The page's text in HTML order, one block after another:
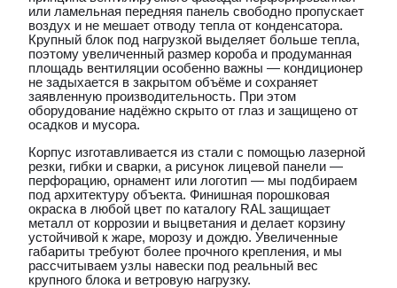
или ламельная передняя панель свободно пропускает
воздух и не мешает отводу тепла от конденсатора.
Крупный блок под нагрузкой выделяет больше тепла,
поэтому увеличенный размер короба и продуманная
площадь вентиляции особенно важны — кондиционер
не задыхается в закрытом объёме и сохраняет
заявленную производительность. При этом
оборудование надёжно скрыто от глаз и защищено от
осадков и мусора.
Корпус изготавливается из стали с помощью лазерной
резки, гибки и сварки, а рисунок лицевой панели —
перфорацию, орнамент или логотип — мы подбираем
под архитектуру объекта. Финишная порошковая
окраска в любой цвет по каталогу RAL защищает
металл от коррозии и выцветания и делает корзину
устойчивой к жаре, морозу и дождю. Увеличенные
габариты требуют более прочного крепления, и мы
рассчитываем узлы навески под реальный вес
крупного блока и ветровую нагрузку.